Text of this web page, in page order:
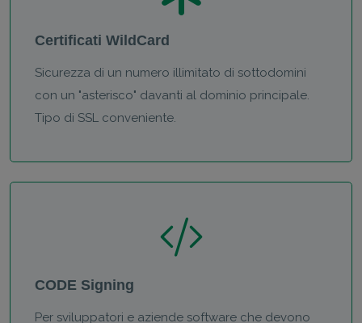
Certificati WildCard
Sicurezza di un numero illimitato di sottodomini
con un "asterisco" davanti al dominio principale.
Tipo di SSL conveniente.
CODE Signing
Per sviluppatori e aziende software che devono